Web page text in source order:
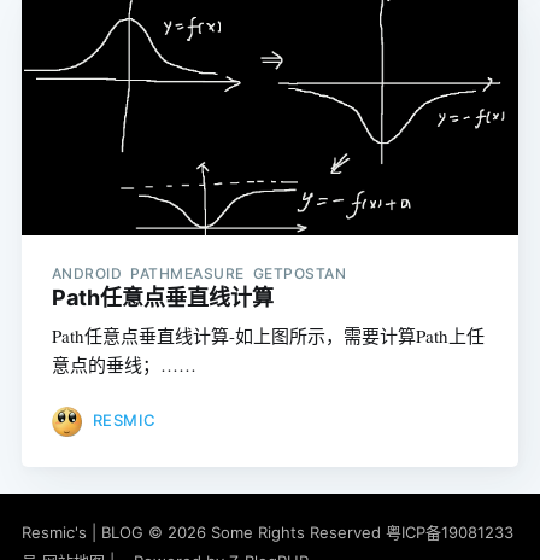
ANDROID PATHMEASURE GETPOSTAN
Path任意点垂直线计算
Path任意点垂直线计算-如上图所示，需要计算Path上任
意点的垂线；……
RESMIC
Resmic's | BLOG © 2026 Some Rights Reserved 粤ICP备19081233